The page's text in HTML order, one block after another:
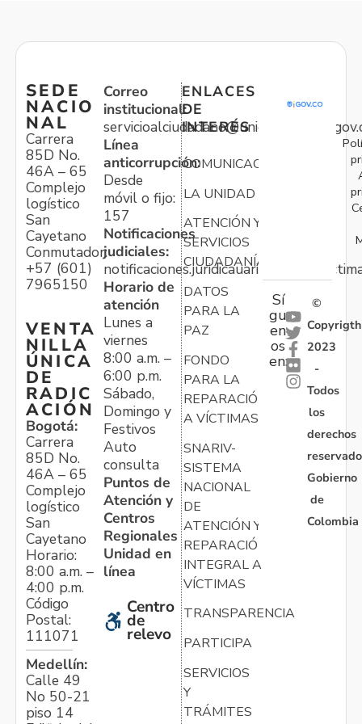
SEDE
NACIO
NAL
Carrera
85D No.
46A – 65
Complejo
logístico
San
Cayetano
Conmutador:
+57 (601)
7965150
VENTA
NILLA
ÚNICA
DE
RADIC
ACIÓN
Bogotá:
Carrera
85D No.
46A – 65
Complejo
logístico
San
Cayetano
Horario:
8:00 a.m. –
4:00 p.m.
Código
Postal:
111071
Medellín:
Calle 49
No 50-21
piso 14
Correo
institucional:
Línea
anticorrupción:
Desde
móvil o fijo:
157
Notificaciones
judiciales:
Horario de
atención
Lunes a
viernes
8:00 a.m. –
6:00 p.m.
Sábado,
Domingo y
Festivos
Auto
consulta
Puntos de
Atención y
Centros
Regionales
Unidad en
línea
Centro
de
relevo
ENLACES
DE
INTERÉS
COMUNICACIONES
LA UNIDAD
ATENCIÓN Y
SERVICIOS
CIUDADANÍA
DATOS
PARA LA
PAZ
FONDO
PARA LA
REPARACIÓN
A VÍCTIMAS
SNARIV-
SISTEMA
NACIONAL
DE
ATENCIÓN Y
REPARACIÓN
INTEGRAL A
VÍCTIMAS
TRANSPARENCIA
PARTICIPA
SERVICIOS
Y
TRÁMITES
Sí
gu
en
os
en:
©
Copyrigth
2023
-
Todos
los
derechos
Gobierno
de
Colombia